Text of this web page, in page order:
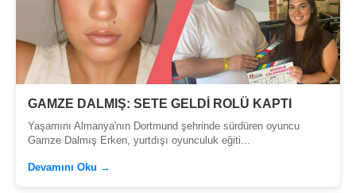
GAMZE DALMIŞ: SETE GELDİ ROLÜ KAPTI
Yaşamını Almanya'nın Dortmund şehrinde sürdüren oyuncu
Gamze Dalmış Erken, yurtdışı oyunculuk eğiti...
Devamını Oku →